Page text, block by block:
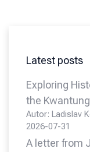
Latest posts
Exploring
the
Autor: Ladislav
2026-07-31
A letter from